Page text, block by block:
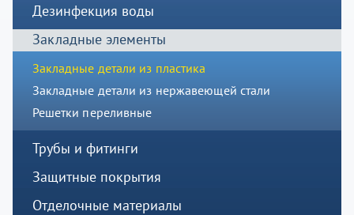
Дезинфекция воды
Закладные элементы
Закладные детали из пластика
Закладные детали из нержавеющей стали
Решетки переливные
Трубы и фитинги
Защитные покрытия
Отделочные материалы